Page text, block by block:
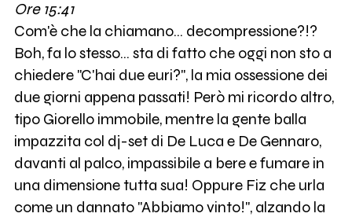
Ore 15:41
Com'è che la chiamano... decompressione?!?
Boh, fa lo stesso... sta di fatto che oggi non sto a
chiedere "C'hai due euri?", la mia ossessione dei
due giorni appena passati! Però mi ricordo altro,
tipo Giorello immobile, mentre la gente balla
impazzita col dj-set di De Luca e De Gennaro,
davanti al palco, impassibile a bere e fumare in
una dimensione tutta sua! Oppure Fiz che urla
come un dannato "Abbiamo vinto!", alzando la